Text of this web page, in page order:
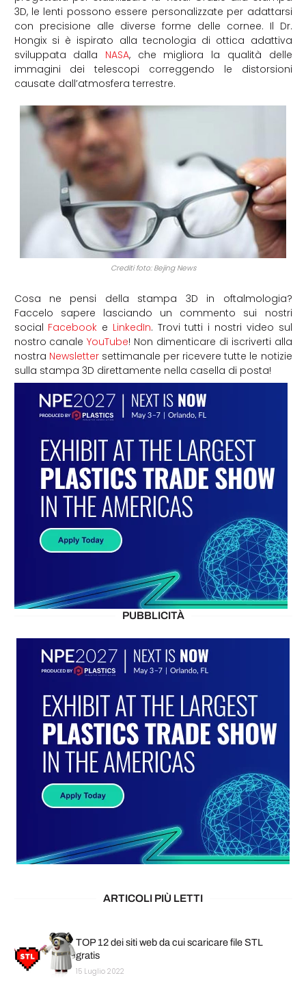
3D, le lenti possono essere personalizzate per adattarsi
con precisione alle diverse forme delle cornee. Il Dr.
Hongix si è ispirato alla tecnologia di ottica adattiva
sviluppata dalla NASA, che migliora la qualità delle
immagini dei telescopi correggendo le distorsioni
causate dall’atmosfera terrestre.
Crediti foto: Bejing News
Cosa ne pensi della stampa 3D in oftalmologia?
Faccelo sapere lasciando un commento sui nostri
social Facebook e LinkedIn. Trovi tutti i nostri video sul
nostro canaleYouTube! Non dimenticare di iscriverti alla
nostra Newslettersettimanale per ricevere tutte le notizie
sulla stampa 3D direttamente nella casella di posta!
PUBBLICITÀ
ARTICOLI PIÙ LETTI
TOP 12 dei siti web da cui scaricare file STL
gratis
15 Luglio 2022